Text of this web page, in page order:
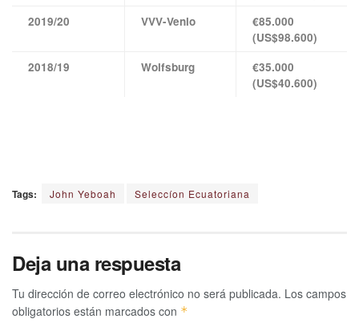
2019/20
VVV-Venlo
€85.000
(US$98.600)
2018/19
Wolfsburg
€35.000
(US$40.600)
Tags: John Yeboah Seleccíon Ecuatoriana
Deja una respuesta
Tu dirección de correo electrónico no será publicada. Los campos
obligatorios están marcados con *